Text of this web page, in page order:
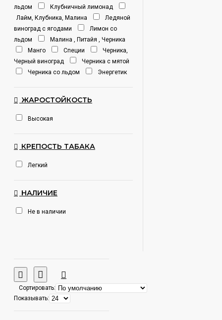
льдом
Клубничный лимонад
Лайм, Клубника, Малина
Ледяной
виноград с ягодами
Лимон со
льдом
Малина , Питайя , Черника
Манго
Специи
Черника,
Черный виноград
Черника с мятой
Черника со льдом
Энергетик
ЖАРОСТОЙКОСТЬ
Высокая
КРЕПОСТЬ ТАБАКА
Легкий
НАЛИЧИЕ
Не в наличии
Сортировать:
Показывать: